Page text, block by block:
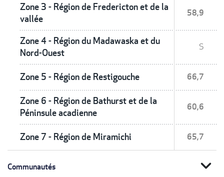
Zone 3 - Région de Fredericton et de la
vallée
58,9
Zone 4 - Région du Madawaska et du
Nord-Ouest
S
Zone 5 - Région de Restigouche 66,7
Zone 6 - Région de Bathurst et de la
Péninsule acadienne
60,6
Zone 7 - Région de Miramichi 65,7
Communautés expand_more